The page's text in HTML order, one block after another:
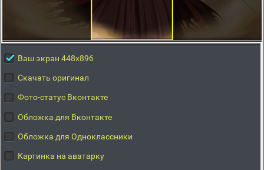
Ваш экран 448x896
Скачать оригинал
Фото-статус Вконтакте
Обложка для Вконтакте
Обложка для Одноклассники
Картинка на аватарку